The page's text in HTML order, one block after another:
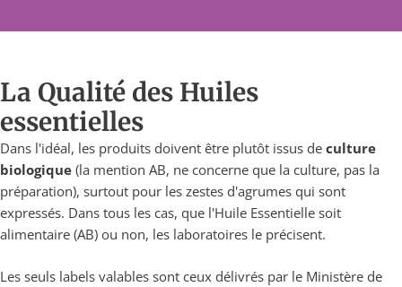
La Qualité des Huiles
essentielles
Dans l'idéal, les produits doivent être plutôt issus de culture
biologique (la mention AB, ne concerne que la culture, pas la
préparation), surtout pour les zestes d'agrumes qui sont
expressés. Dans tous les cas, que l'Huile Essentielle soit
alimentaire (AB) ou non, les laboratoires le précisent.
Les seuls labels valables sont ceux délivrés par le Ministère de